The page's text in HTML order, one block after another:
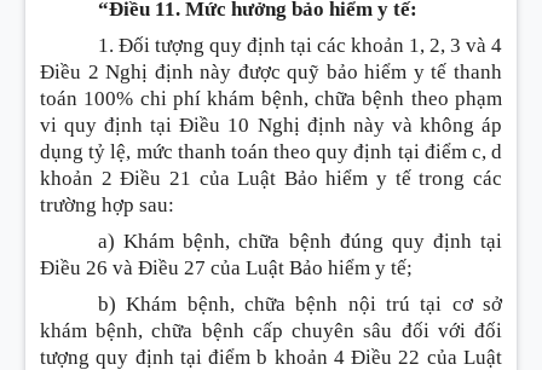
“Điều 11. Mức hưởng bảo hiểm y tế:
1. Đối tượng quy định tại các khoản 1, 2, 3 và 4
Điều 2 Nghị định này được quỹ bảo hiểm y tế thanh
toán 100% chi phí khám bệnh, chữa bệnh theo phạm
vi quy định tại Điều 10 Nghị định này và không áp
dụng tỷ lệ, mức thanh toán theo quy định tại điểm c, d
khoản 2 Điều 21 của Luật Bảo hiểm y tế trong các
trường hợp sau:
a) Khám bệnh, chữa bệnh đúng quy định tại
Điều 26 và Điều 27 của Luật Bảo hiểm y tế;
b) Khám bệnh, chữa bệnh nội trú tại cơ sở
khám bệnh, chữa bệnh cấp chuyên sâu đối với đối
tượng quy định tại điểm b khoản 4 Điều 22 của Luật